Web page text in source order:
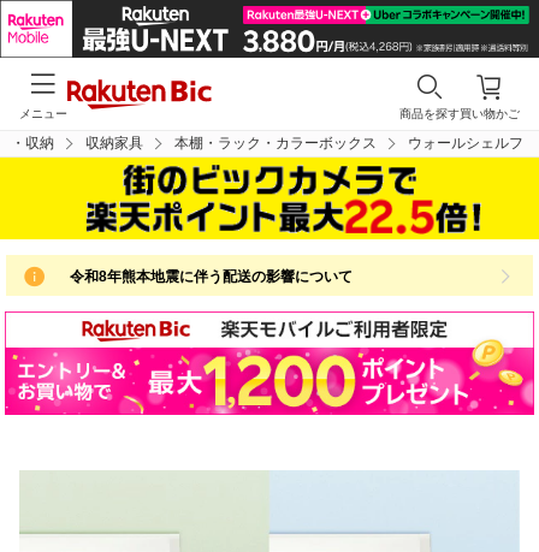
買い物かご
商品を探す
メニュー
・収納 収納家具 本棚・ラック・カラーボックス ウォールシェルフ
令和8年熊本地震に伴う配送の影響について